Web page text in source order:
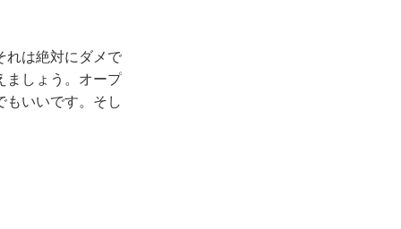
は絶対にダメで
ましょう。オープ
もいいです。そし